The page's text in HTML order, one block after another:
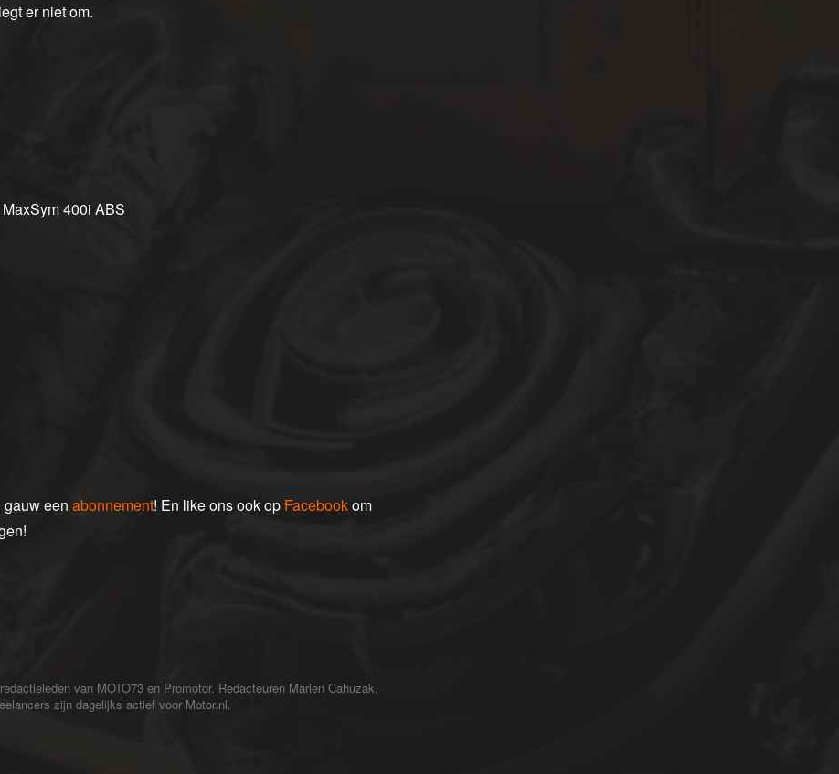
er niet om.
400i ABS
een abonnement! En like ons ook op Facebookom
van MOTO73 en Promotor. Redacteuren Marien Cahuzak,
zijn dagelijks actief voor Motor.nl.